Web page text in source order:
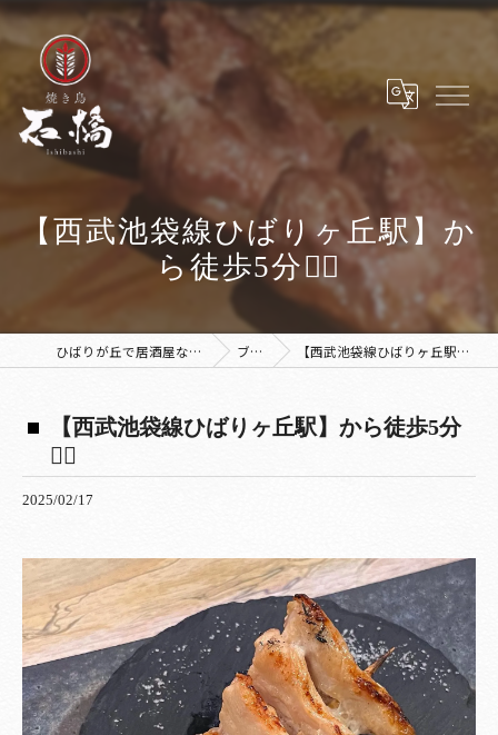
【西武池袋線ひばりヶ丘駅】か
ら徒歩5分🚶‍♀️
ひばりが丘で居酒屋なら焼き鳥 石橋 ブログ 【西武池袋線ひばりヶ丘駅】から徒歩5分🚶‍♀️
【西武池袋線ひばりヶ丘駅】から徒歩5分
🚶‍♀️
2025/02/17